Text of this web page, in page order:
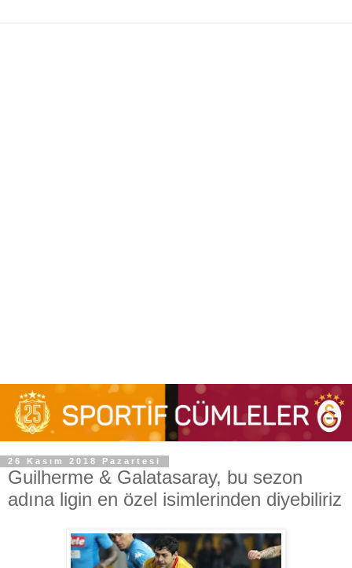
26 Kasım 2018 Pazartesi
Guilherme & Galatasaray, bu sezon
adına ligin en özel isimlerinden diyebiliriz